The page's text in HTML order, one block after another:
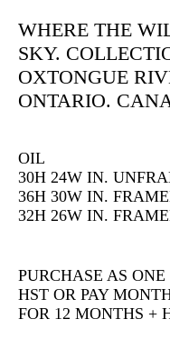
WHERE THE
SKY.
OXTONGUE
ONTARIO.
OIL
30H 24W IN.
36H 30W IN.
32H 26W IN.
PURCHASE AS
HST OR PAY
FOR 12 MONTHS +